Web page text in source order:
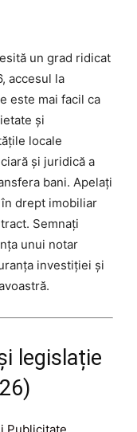
un grad ridicat
accesul la
este mai facil ca
și
locale
și juridică a
bani. Apelați
drept imobiliar
Semnați
unui notar
investiției și
legislație
Publicitate